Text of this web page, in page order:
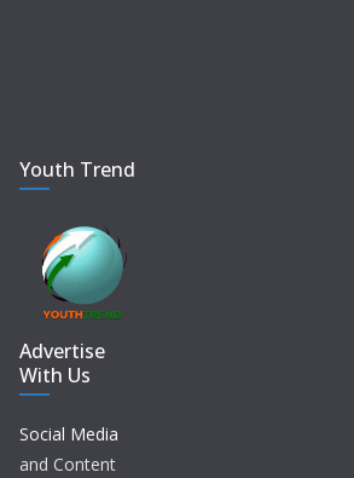
Youth Trend
Advertise
With Us
Social Media
and Content